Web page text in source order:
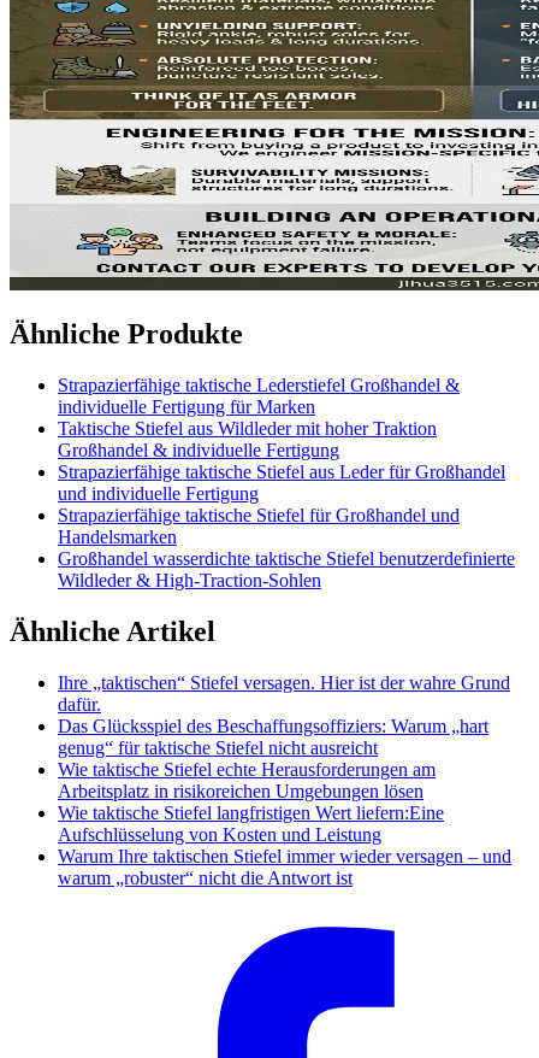
Ähnliche Produkte
Strapazierfähige taktische Lederstiefel Großhandel &
individuelle Fertigung für Marken
Taktische Stiefel aus Wildleder mit hoher Traktion
Großhandel & individuelle Fertigung
Strapazierfähige taktische Stiefel aus Leder für Großhandel
und individuelle Fertigung
Strapazierfähige taktische Stiefel für Großhandel und
Handelsmarken
Großhandel wasserdichte taktische Stiefel benutzerdefinierte
Wildleder & High-Traction-Sohlen
Ähnliche Artikel
Ihre „taktischen“ Stiefel versagen. Hier ist der wahre Grund
dafür.
Das Glücksspiel des Beschaffungsoffiziers: Warum „hart
genug“ für taktische Stiefel nicht ausreicht
Wie taktische Stiefel echte Herausforderungen am
Arbeitsplatz in risikoreichen Umgebungen lösen
Wie taktische Stiefel langfristigen Wert liefern:Eine
Aufschlüsselung von Kosten und Leistung
Warum Ihre taktischen Stiefel immer wieder versagen – und
warum „robuster“ nicht die Antwort ist